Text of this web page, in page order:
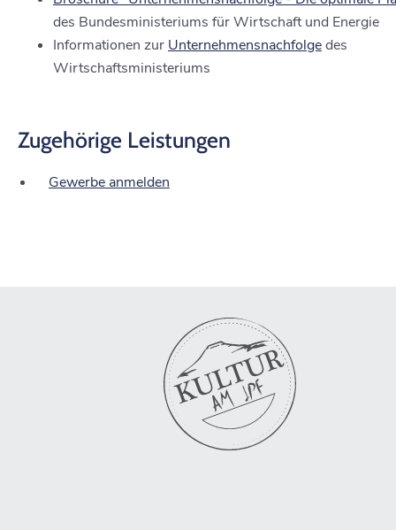
des Bundesministeriums für Wirtschaft und Energie
Informationen zur Unternehmensnachfolgedes
Wirtschaftsministeriums
Zugehörige Leistungen
Gewerbe anmelden